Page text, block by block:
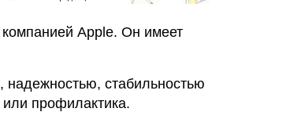
Apple. Он имеет
надежностью, стабильностью
профилактика.